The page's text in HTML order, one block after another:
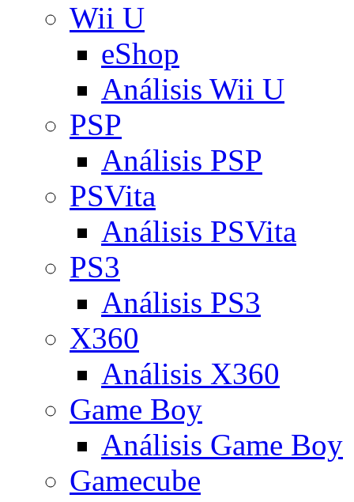
Wii U
eShop
Análisis Wii U
PSP
Análisis PSP
PSVita
Análisis PSVita
PS3
Análisis PS3
X360
Análisis X360
Game Boy
Análisis Game Boy
Gamecube